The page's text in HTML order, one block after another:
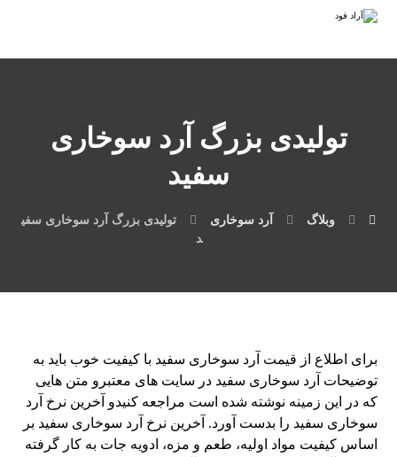
تولیدی بزرگ آرد سوخاری
سفید
وبلاگ آرد سوخاری
تولیدی بزرگ آرد سوخاری سفی
د
برای اطلاع از قیمت آرد سوخاری سفید با کیفیت خوب باید به
توضیحات آرد سوخاری سفید در سایت های معتبرو متن هایی
که در این زمینه نوشته شده است مراجعه کنیدو آخرین نرخ آرد
سوخاری سفید را بدست آورد. آخرین نرخ آرد سوخاری سفید بر
اساس کیفیت مواد اولیه، طعم و مزه، ادویه جات به کار گرفته